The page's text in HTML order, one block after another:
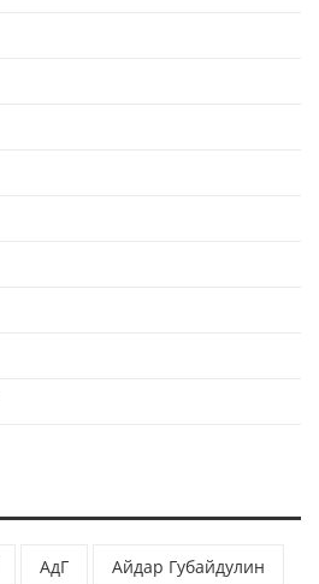
АдГ Айдар Губайдулин